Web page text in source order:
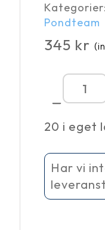
Kategorier:
Pondteam
345 kr
20 i eget
Har vi